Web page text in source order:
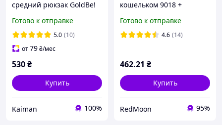
средний рюкзак GoldBe!
Готово к отправке
5.0 (10)
от79₴/мес
530₴
Купить
Kaiman 100%
кошельком 9018 +
наушники P47 /
Дорожный комплект 3в1
Готово к отправке
4.6 (14)
462.21 ₴
Купить
RedMoon 95%